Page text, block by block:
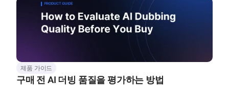
제품 가이드
구매 전 AI 더빙 품질을 평가하는 방법